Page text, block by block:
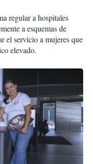
regular a hospitales
a esquemas de
el servicio a mujeres que
elevado.